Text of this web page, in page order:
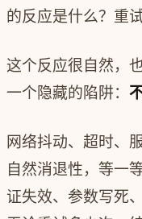
的反应是什么？重
这个反应很自然，
一个隐藏的陷阱：
网络抖动、超时、
自然消退性，等一
证失效、参数写死